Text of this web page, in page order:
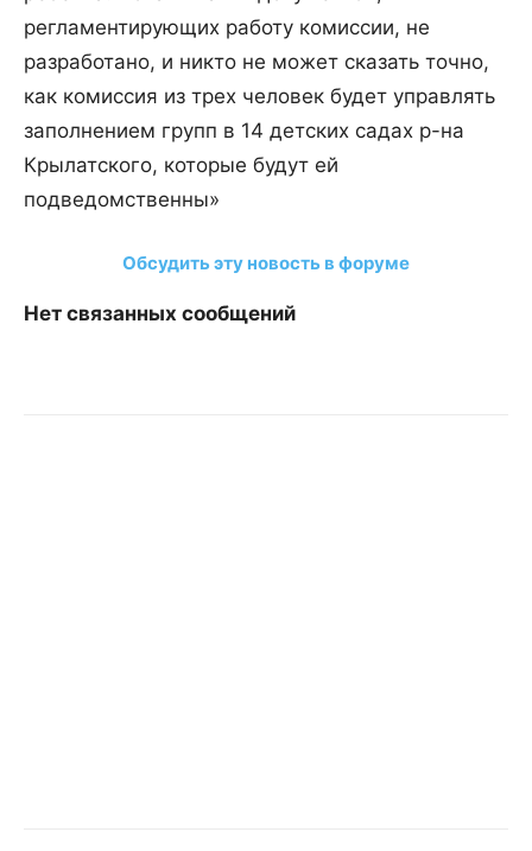
регламентирующих работу комиссии, не
разработано, и никто не может сказать точно,
как комиссия из трех человек будет управлять
заполнением групп в 14 детских садах р-на
Крылатского, которые будут ей
подведомственны»
Обсудить эту новость в форуме
Нет связанных сообщений